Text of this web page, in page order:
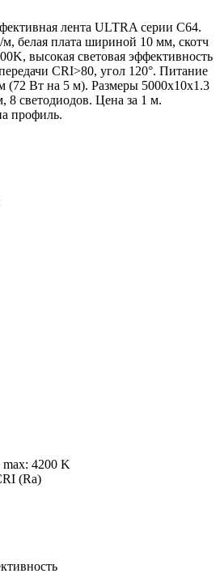
лента ULTRA серии C64.
белая плата шириной 10 мм, скотч
высокая световая эффективность
CRI>80, угол 120°. Питание
(72 Вт на 5 м). Размеры 5000x10x1.3
светодиодов. Цена за 1 м.
профиль.
4200 K
(Ra)